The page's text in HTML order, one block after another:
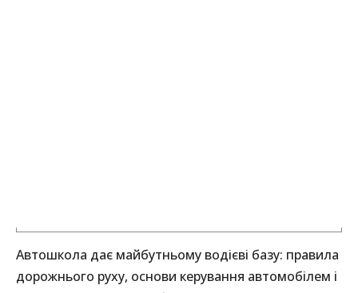
Автошкола дає майбутньому водієві базу: правила
дорожнього руху, основи керування автомобілем і